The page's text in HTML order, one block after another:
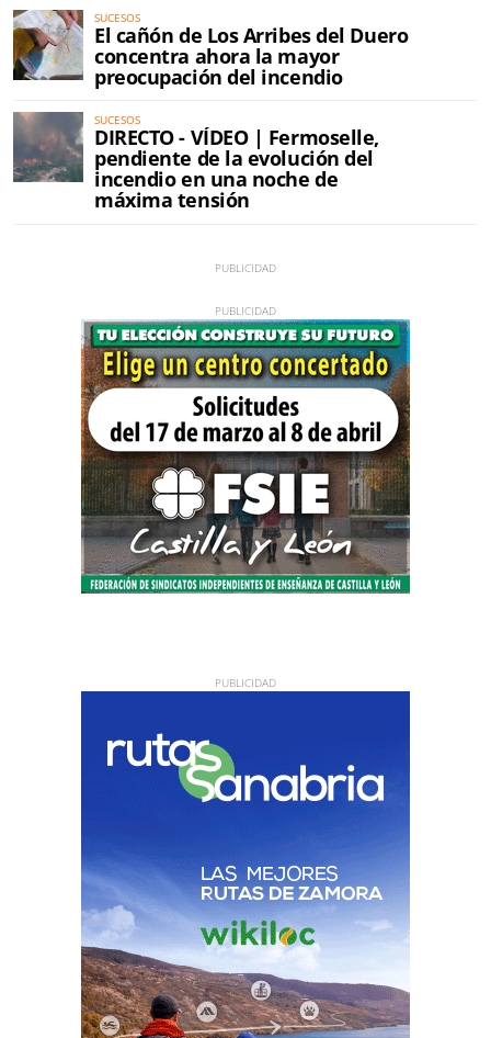
SUCESOS
El cañón de Los Arribes del Duero
concentra ahora la mayor
preocupación del incendio
SUCESOS
DIRECTO - VÍDEO | Fermoselle,
pendiente de la evolución del
incendio en una noche de
máxima tensión